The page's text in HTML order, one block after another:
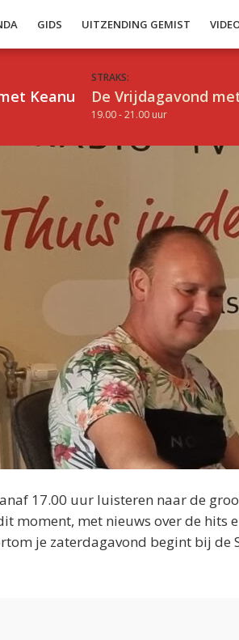
GIDS UITZENDING GEMIST
Keanu
STRAKS:
De Vrijdagavond
19.00 - 21.00 uur
17.00 uur luisteren naar de
moment, met nieuws over de hits
je zaterdagavond begint bij de